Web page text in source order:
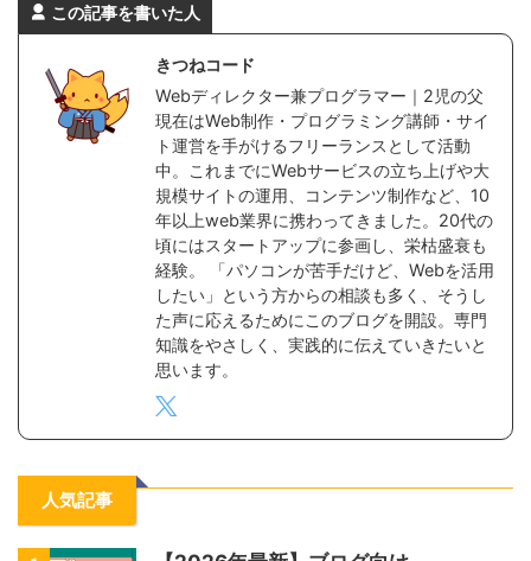
この記事を書いた人
きつねコード
Webディレクター兼プログラマー｜2児の父
現在はWeb制作・プログラミング講師・サイ
ト運営を手がけるフリーランスとして活動
中。これまでにWebサービスの立ち上げや大
規模サイトの運用、コンテンツ制作など、10
年以上web業界に携わってきました。20代の
頃にはスタートアップに参画し、栄枯盛衰も
経験。 「パソコンが苦手だけど、Webを活用
したい」という方からの相談も多く、そうし
た声に応えるためにこのブログを開設。専門
知識をやさしく、実践的に伝えていきたいと
思います。
人気記事